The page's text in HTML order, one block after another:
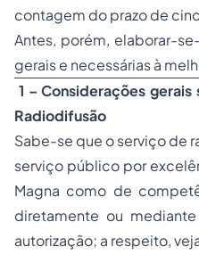
contagem do prazo de
Antes, porém, elaborar-
gerais e necessárias à
1 – Considerações
Radiodifusão
Sabe-se que o serviço de
serviço público por
Magna como de
diretamente ou
autorização; a respeito,